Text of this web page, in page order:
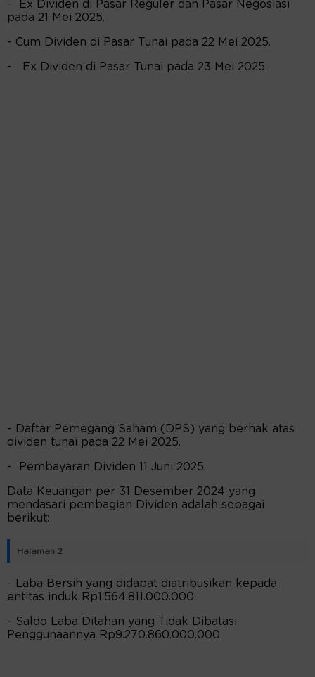
- Ex Dividen di Pasar Reguler dan Pasar Negosiasi
pada 21 Mei 2025.
- Cum Dividen di Pasar Tunai pada 22 Mei 2025.
- Ex Dividen di Pasar Tunai pada 23 Mei 2025.
- Daftar Pemegang Saham (DPS) yang berhak atas
dividen tunai pada 22 Mei 2025.
- Pembayaran Dividen 11 Juni 2025.
Data Keuangan per 31 Desember 2024 yang
mendasari pembagian Dividen adalah sebagai
berikut:
Halaman 2
- Laba Bersih yang didapat diatribusikan kepada
entitas induk Rp1.564.811.000.000.
- Saldo Laba Ditahan yang Tidak Dibatasi
Penggunaannya Rp9.270.860.000.000.